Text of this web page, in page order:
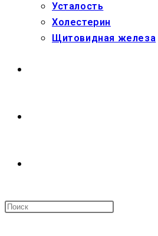
Усталость
Холестерин
Щитовидная железа
ПОИСК